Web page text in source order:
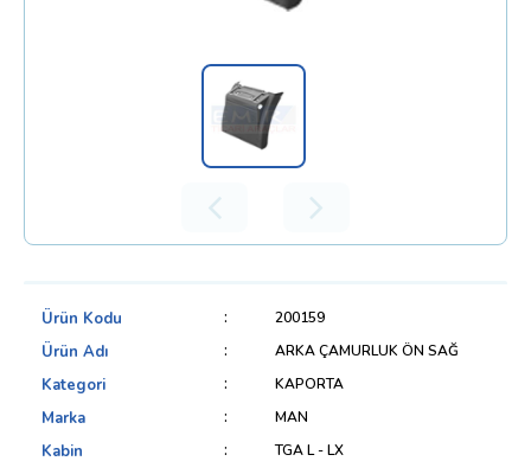
Ürün Kodu 200159
Ürün Adı ARKA ÇAMURLUK ÖN SAĞ
Kategori KAPORTA
Marka MAN
Kabin TGA L - LX